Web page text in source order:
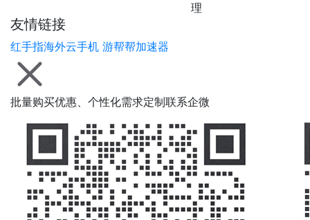
友情链接
红手指海外云手机 游帮帮加速器
理
批量购买优惠、个性化需求定制联系企微